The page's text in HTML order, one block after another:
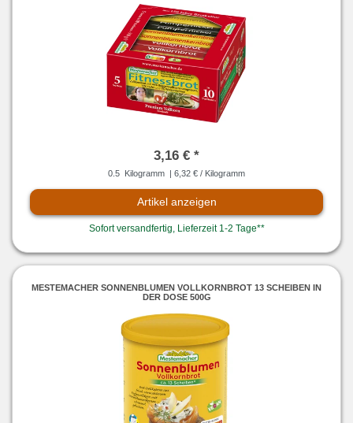
3,16 € *
0.5 Kilogramm | 6,32 € / Kilogramm
Artikel anzeigen
Sofort versandfertig, Lieferzeit 1-2 Tage**
MESTEMACHER SONNENBLUMEN VOLLKORNBROT 13 SCHEIBEN IN
DER DOSE 500G